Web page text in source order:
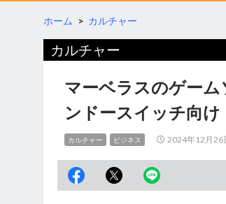
ホーム > カルチャー
カルチャー
マーベラスのゲー
ンドースイッチ向け
カルチャー ビジネス 2024年12月26